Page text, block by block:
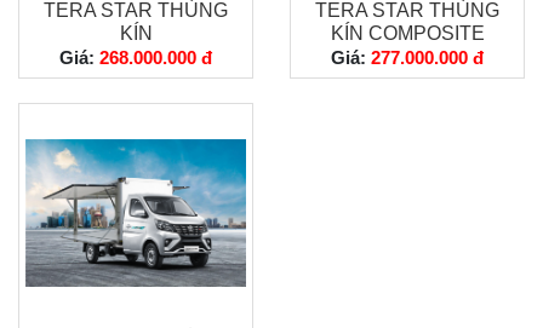
TERA STAR THÙNG
KÍN
Giá: 268.000.000 đ
TERA STAR THÙNG
KÍN COMPOSITE
Giá: 277.000.000 đ